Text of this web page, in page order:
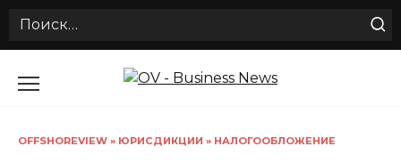
Search
OFFSHOREVIEW » ЮРИСДИКЦИИ » НАЛОГООБЛОЖЕНИЕ